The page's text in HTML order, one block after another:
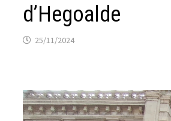
d’Hegoalde
25/11/2024